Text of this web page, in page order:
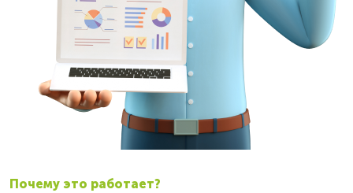
Почему это работает?